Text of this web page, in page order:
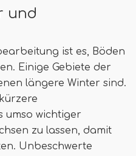
und
ist es, Böden
Einige Gebiete der
längere Winter sind.
umso wichtiger
zu lassen, damit
Unbeschwerte